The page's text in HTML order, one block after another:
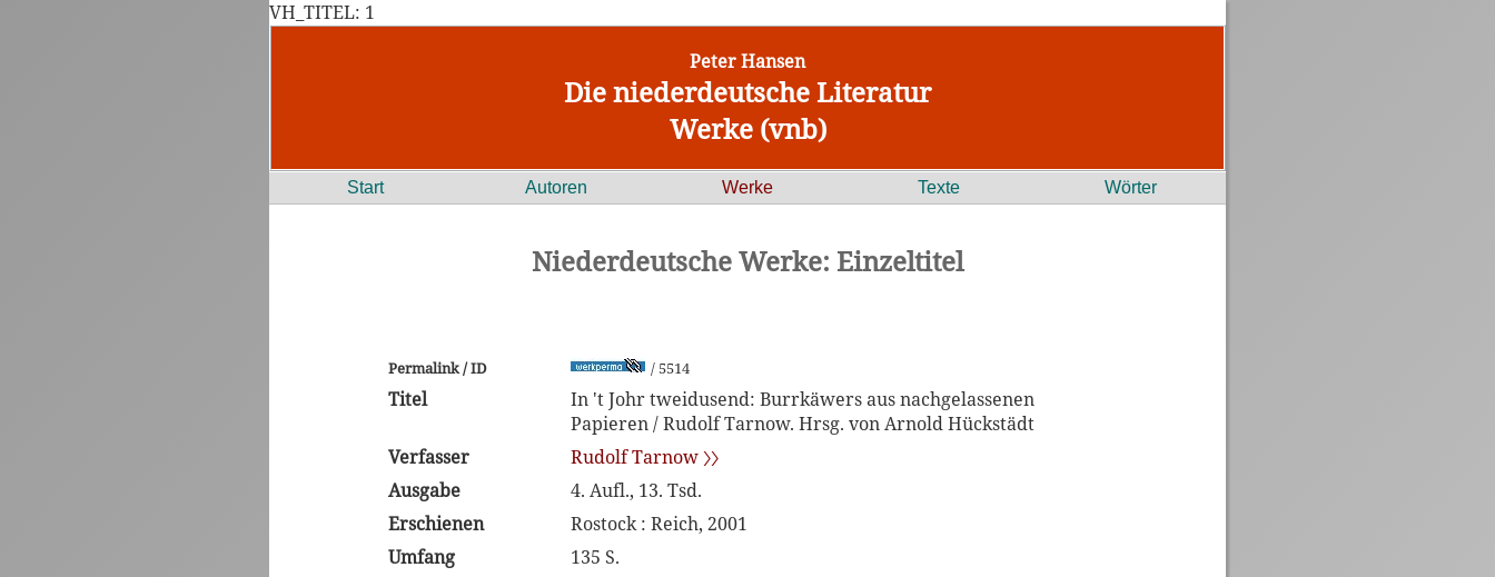
VH_TITEL: 1
Peter Hansen
Die niederdeutsche Literatur
Werke (vnb)
Start Autoren Werke Texte Wörter
Niederdeutsche Werke: Einzeltitel
Permalink / ID / 5514
Titel
In 't Johr tweidusend: Burrkäwers aus nachgelassenen
Papieren / Rudolf Tarnow. Hrsg. von Arnold Hückstädt
Verfasser
Rudolf Tarnow 〉〉
Ausgabe
4. Aufl., 13. Tsd.
Erschienen
Rostock : Reich, 2001
Umfang
135 S.